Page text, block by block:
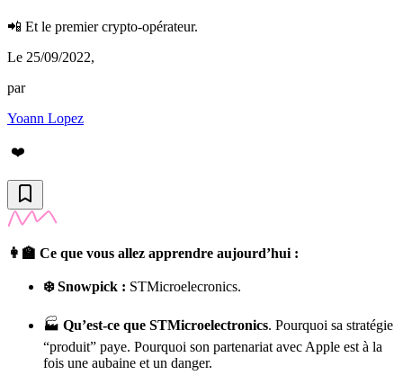
📲 Et le premier crypto-opérateur.
Le 25/09/2022,
par
Yoann Lopez
❤️
👩‍🏫 Ce que vous allez apprendre aujourd’hui :
❄️ Snowpick : STMicroelecronics.
🏭 Qu’est-ce que STMicroelectronics. Pourquoi sa stratégie
“produit” paye. Pourquoi son partenariat avec Apple est à la
fois une aubaine et un danger.